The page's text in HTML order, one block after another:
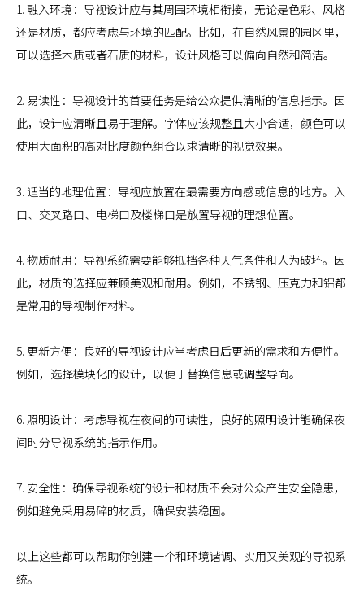
1. 融入环境：导视设计应与其周围环境相衔接，无论是色彩、风格
还是材质，都应考虑与环境的匹配。比如，在自然风景的园区里，
可以选择木质或者石质的材料，设计风格可以偏向自然和简洁。
2. 易读性：导视设计的首要任务是给公众提供清晰的信息指示。因
此，设计应清晰且易于理解。字体应该规整且大小合适，颜色可以
使用大面积的高对比度颜色组合以求清晰的视觉效果。
3. 适当的地理位置：导视应放置在最需要方向感或信息的地方。入
口、交叉路口、电梯口及楼梯口是放置导视的理想位置。
4. 物质耐用：导视系统需要能够抵挡各种天气条件和人为破坏。因
此，材质的选择应兼顾美观和耐用。例如，不锈钢、压克力和铝都
是常用的导视制作材料。
5. 更新方便：良好的导视设计应当考虑日后更新的需求和方便性。
例如，选择模块化的设计，以便于替换信息或调整导向。
6. 照明设计：考虑导视在夜间的可读性，良好的照明设计能确保夜
间时分导视系统的指示作用。
7. 安全性：确保导视系统的设计和材质不会对公众产生安全隐患，
例如避免采用易碎的材质，确保安装稳固。
以上这些都可以帮助你创建一个和环境谐调、实用又美观的导视系
统。